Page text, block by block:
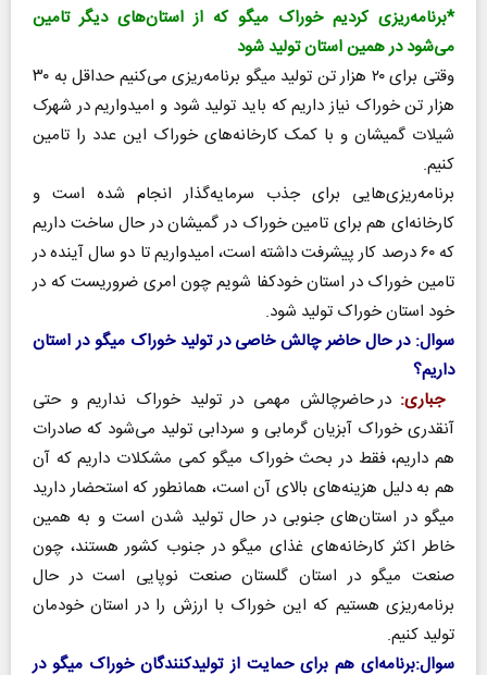
*برنامه‌ریزی کردیم خوراک میگو که از استان‌های دیگر تامین
می‌شود در همین استان تولید شود
وقتی برای ۲۰ هزار تن تولید میگو برنامه‌ریزی می‌کنیم حداقل به ۳۰
هزار تن خوراک نیاز داریم که باید تولید شود و امیدواریم در شهرک
شیلات گمیشان و با کمک کارخانه‌های خوراک این عدد را تامین
کنیم.
برنامه‌ریزی‌هایی برای جذب سرمایه‌گذار انجام شده است و
کارخانه‌ای هم برای تامین خوراک در گمیشان در حال ساخت داریم
که ۶۰ درصد کار پیشرفت داشته است، امیدواریم تا دو سال آینده در
تامین خوراک در استان خودکفا شویم چون امری ضروریست که در
خود استان خوراک تولید شود.
سوال: در حال حاضر چالش خاصی در تولید خوراک میگو در استان
داریم؟
جباری:در حاضرچالش مهمی در تولید خوراک نداریم و حتی
آنقدری خوراک آبزیان گرمابی و سردابی تولید می‌شود که صادرات
هم داریم، فقط در بحث خوراک میگو کمی مشکلات داریم که آن
هم به دلیل هزینه‌های بالای آن است، همانطور که استحضار دارید
میگو در استان‌های جنوبی در حال تولید شدن است و به همین
خاطر اکثر کارخانه‌های غذای میگو در جنوب کشور هستند، چون
صنعت میگو در استان گلستان صنعت نوپایی است در حال
برنامه‌ریزی هستیم که این خوراک با ارزش را در استان خودمان
تولید کنیم.
سوال:برنامه‌ای هم برای حمایت از تولیدکنندگان خوراک میگو در